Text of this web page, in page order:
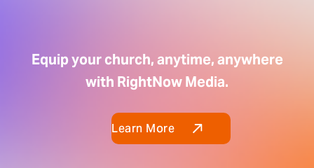
Equip your church, anytime, anywhere
with RightNow Media.
Learn More